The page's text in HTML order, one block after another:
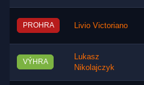
PROHRA Livio Victoriano
VÝHRA
Lukasz
Nikolajczyk